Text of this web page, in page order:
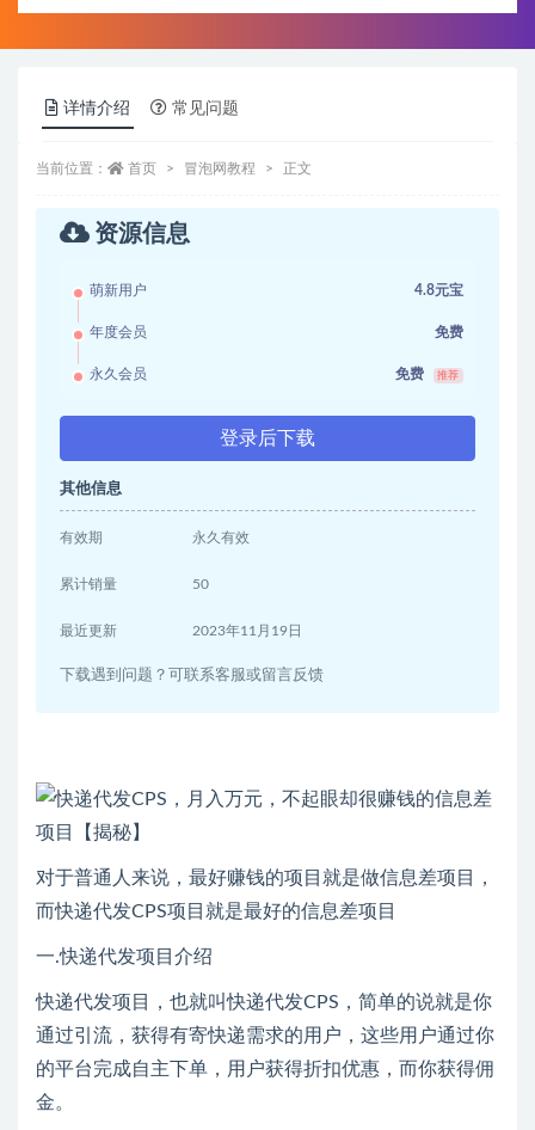
详情介绍 常见问题
当前位置： 首页 冒泡网教程 正文
资源信息
萌新用户 4.8元宝
年度会员 免费
永久会员 免费 推荐
登录后下载
其他信息
有效期 永久有效
累计销量 50
最近更新 2023年11月19日
下载遇到问题？可联系客服或留言反馈
对于普通人来说，最好赚钱的项目就是做信息差项目，
而快递代发CPS项目就是最好的信息差项目
一.快递代发项目介绍
快递代发项目，也就叫快递代发CPS，简单的说就是你
通过引流，获得有寄快递需求的用户，这些用户通过你
的平台完成自主下单，用户获得折扣优惠，而你获得佣
金。